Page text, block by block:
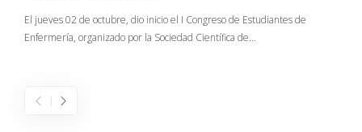
El jueves 02 de octubre, dio inicio el I Congreso de Estudiantes de
Enfermería, organizado por la Sociedad Científica de…